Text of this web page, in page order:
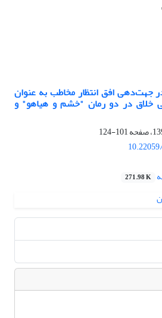
جهت‌دهی افق انتظار مخاطب به عنوان
خلاق در دو رمان "خشم و هیاهو" و
101-124
271.98 K